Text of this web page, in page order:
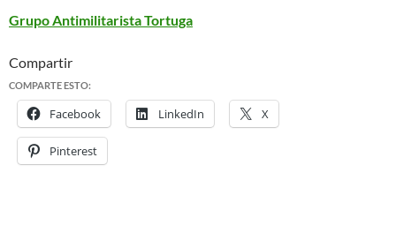
Grupo Antimilitarista Tortuga
Compartir
COMPARTE ESTO:
Facebook LinkedIn X
Pinterest